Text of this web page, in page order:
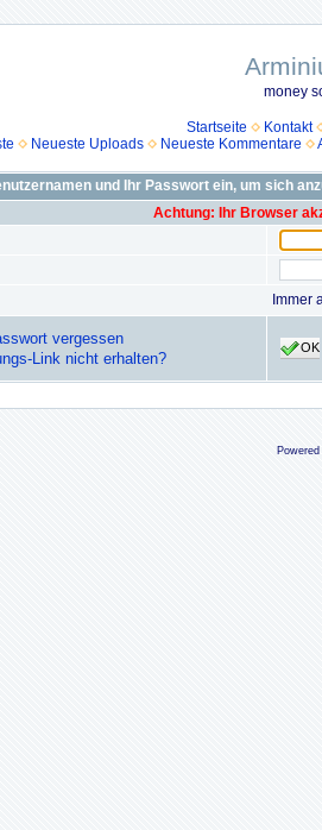
money
Startseite
Kontakt
Neueste Uploads Neueste Kommentare
und Ihr Passwort ein, um sich
Achtung: Ihr Browser
Immer
vergessen
Link nicht erhalten?
OK